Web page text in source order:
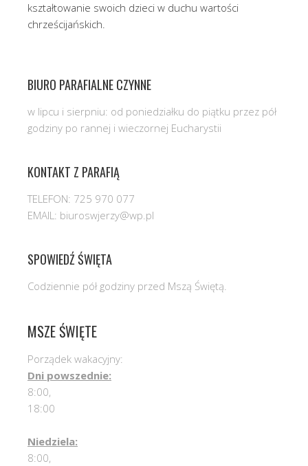
kształtowanie swoich dzieci w duchu wartości
chrześcijańskich.
BIURO PARAFIALNE CZYNNE
w lipcu i sierpniu: od poniedziałku do piątku przez pół
godziny po rannej i wieczornej Eucharystii
KONTAKT Z PARAFIĄ
TELEFON: 725 970 077
EMAIL: biuroswjerzy@wp.pl
SPOWIEDŹ ŚWIĘTA
Codziennie pół godziny przed Mszą Świętą.
MSZE ŚWIĘTE
Porządek wakacyjny:
Dni powszednie:
8:00,
18:00
Niedziela:
8:00,